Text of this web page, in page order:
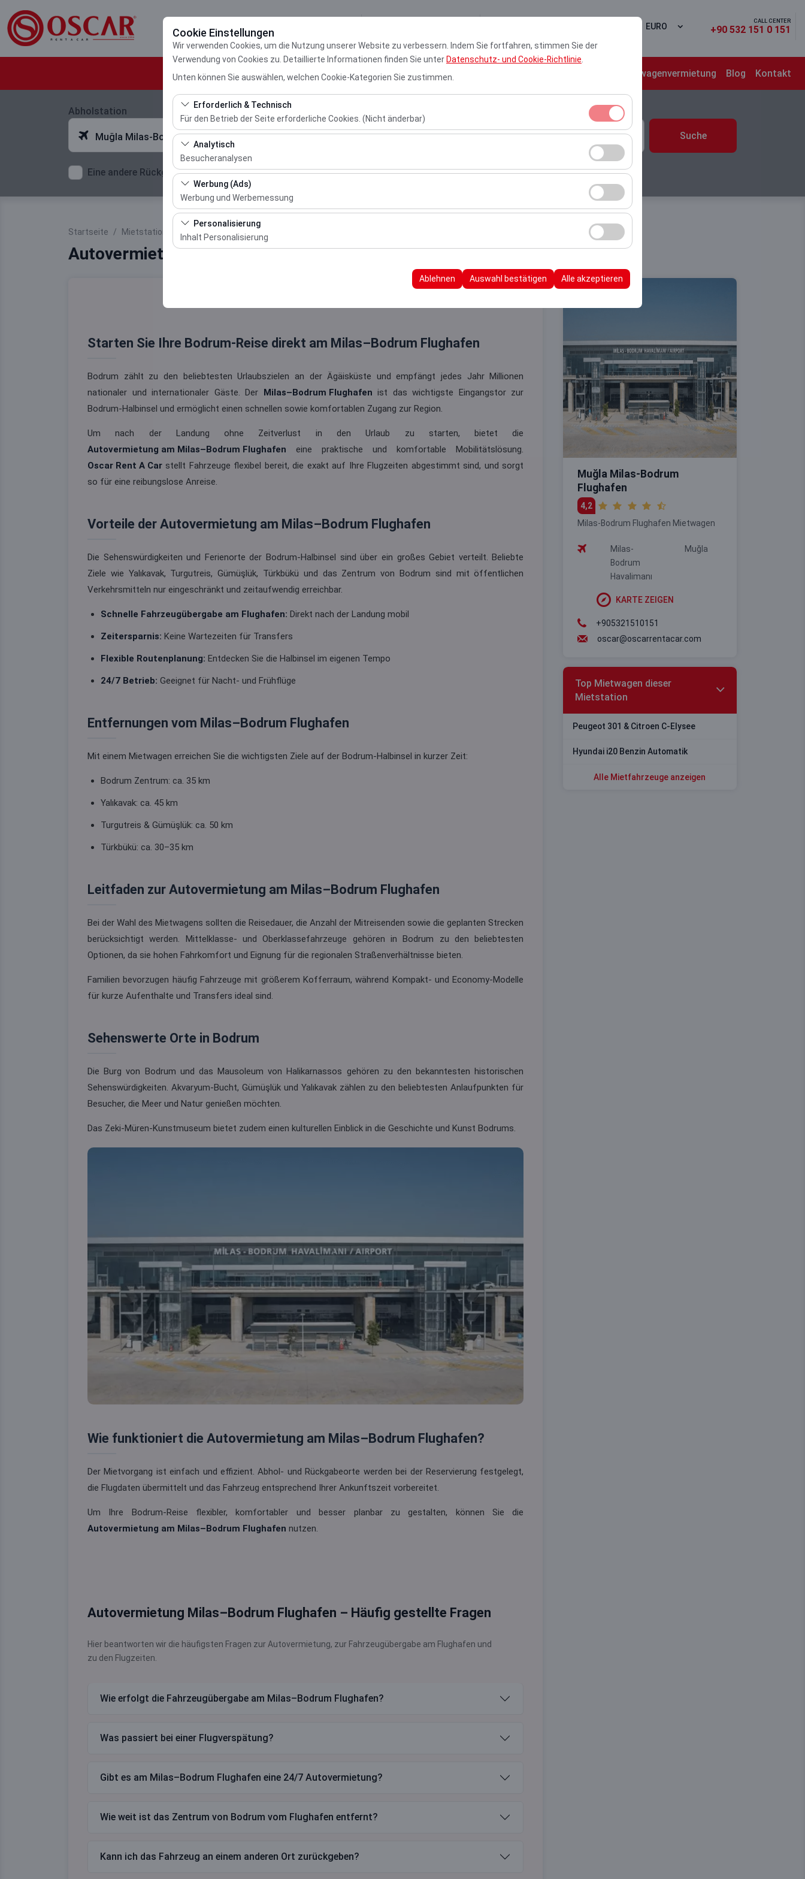
Cookie Einstellungen
Wir verwenden Cookies, um die Nutzung unserer Website zu verbessern. Indem Sie fortfahren, stimmen Sie der
Verwendung von Cookies zu. Detaillierte Informationen finden Sie unter Datenschutz- und Cookie-Richtlinie
Unten können Sie auswählen, welchen Cookie-Kategorien Sie zustimmen.
Erforderlich & Technisch
Für den Betrieb der Seite erforderliche Cookies. (Nicht änderbar)
Diese Cookies sind für das ordnungsgemäße Funktionieren der Website, die Sicherheit, die Sitzungsverwaltung
und grundlegende Funktionen erforderlich. Sie können nicht deaktiviert werden.
Analytisch
Besucheranalysen
Diese Cookies ermöglichen es uns, zu analysieren, wie unsere Website genutzt wird (Besucherzahl,
meistbesuchte Seiten, Nutzerverhalten). Diese Daten werden verwendet, um die Leistung der Website zu messen
und die Benutzererfahrung kontinuierlich zu verbessern.
Werbung (Ads)
Werbung und Werbemessung
Diese Cookies ermöglichen es uns, Ihnen auf Ihre Interessen abgestimmte personalisierte Werbung anzuzeigen
und die Wirksamkeit unserer Werbekampagnen zu messen (Impressionen, Klickrate).
Personalisierung
Inhalt Personalisierung
sicherzustellen, indem Ihre Benutzeroberflächeneinstellungen, Sprachpräferenzen und andere Konfigurationen
Ablehnen Auswahl bestätigen Alle akzeptieren
EURO
CALL CENTER
+90 532 151 0 151
Autos Mietstationen Langzeit Firmenwagenvermietung Blog Kontakt
Abholstation
Muğla Milas-Bodrum Flughafen
Eine andere Rückgabestation auswählen
10:00 10:00 Suche
Startseite Mietstationen Muğla Milas-Bodrum Flughafen
Autovermietung Milas-Bodrum Flughafen
Starten Sie Ihre Bodrum-Reise direkt am Milas–Bodrum Flughafen
Bodrum zählt zu den beliebtesten Urlaubszielen an der Ägäisküste und empfängt jedes Jahr Millionen
nationaler und internationaler Gäste. Der
Milas–Bodrum Flughafen ist das wichtigste Eingangstor zur
Bodrum-Halbinsel und ermöglicht einen schnellen sowie komfortablen Zugang zur Region.
Um nach der Landung ohne Zeitverlust in den Urlaub zu starten, bietet die
Autovermietung am Milas–Bodrum Flughafen eine praktische und komfortable Mobilitätslösung.
Oscar Rent A Car stellt Fahrzeuge flexibel bereit, die exakt auf Ihre Flugzeiten abgestimmt sind, und sorgt
so für eine reibungslose Anreise.
Vorteile der Autovermietung am Milas–Bodrum Flughafen
Die Sehenswürdigkeiten und Ferienorte der Bodrum-Halbinsel sind über ein großes Gebiet verteilt. Beliebte
Ziele wie Yalıkavak, Turgutreis, Gümüşlük, Türkbükü und das Zentrum von Bodrum sind mit öffentlichen
Verkehrsmitteln nur eingeschränkt und zeitaufwendig erreichbar.
Schnelle Fahrzeugübergabe am Flughafen: Direkt nach der Landung mobil
Zeitersparnis: Keine Wartezeiten für Transfers
Flexible Routenplanung: Entdecken Sie die Halbinsel im eigenen Tempo
24/7 Betrieb: Geeignet für Nacht- und Frühflüge
Entfernungen vom Milas–Bodrum Flughafen
Mit einem Mietwagen erreichen Sie die wichtigsten Ziele auf der Bodrum-Halbinsel in kurzer Zeit:
Bodrum Zentrum: ca. 35 km
Yalıkavak: ca. 45 km
Turgutreis & Gümüşlük: ca. 50 km
Türkbükü: ca. 30–35 km
Leitfaden zur Autovermietung am Milas–Bodrum Flughafen
Bei der Wahl des Mietwagens sollten die Reisedauer, die Anzahl der Mitreisenden sowie die geplanten Strecken
berücksichtigt werden. Mittelklasse- und Oberklassefahrzeuge gehören in Bodrum zu den beliebtesten
Optionen, da sie hohen Fahrkomfort und Eignung für die regionalen Straßenverhältnisse bieten.
Familien bevorzugen häufig Fahrzeuge mit größerem Kofferraum, während Kompakt- und Economy-Modelle
für kurze Aufenthalte und Transfers ideal sind.
Sehenswerte Orte in Bodrum
Die Burg von Bodrum und das Mausoleum von Halikarnassos gehören zu den bekanntesten historischen
Sehenswürdigkeiten. Akvaryum-Bucht, Gümüşlük und Yalıkavak zählen zu den beliebtesten Anlaufpunkten für
Besucher, die Meer und Natur genießen möchten.
Das Zeki-Müren-Kunstmuseum bietet zudem einen kulturellen Einblick in die Geschichte und Kunst Bodrums.
Wie funktioniert die Autovermietung am Milas–Bodrum Flughafen?
Der Mietvorgang ist einfach und effizient. Abhol- und Rückgabeorte werden bei der Reservierung festgelegt,
die Flugdaten übermittelt und das Fahrzeug entsprechend Ihrer Ankunftszeit vorbereitet.
Um Ihre Bodrum-Reise flexibler, komfortabler und besser planbar zu gestalten, können Sie die
Autovermietung am Milas–Bodrum Flughafen nutzen.
Autovermietung Milas–Bodrum Flughafen – Häufig gestellte Fragen
Hier beantworten wir die häufigsten Fragen zur Autovermietung, zur Fahrzeugübergabe am Flughafen und
zu den Flugzeiten.
Wie erfolgt die Fahrzeugübergabe am Milas–Bodrum Flughafen?
Was passiert bei einer Flugverspätung?
Gibt es am Milas–Bodrum Flughafen eine 24/7 Autovermietung?
Wie weit ist das Zentrum von Bodrum vom Flughafen entfernt?
Kann ich das Fahrzeug an einem anderen Ort zurückgeben?
Muğla Milas-Bodrum
Flughafen
4,2
Milas-Bodrum Flughafen Mietwagen
Milas-
Bodrum
Havalimanı
Muğla
KARTE ZEIGEN
+905321510151
oscar@oscarrentacar.com
Top Mietwagen dieser
Mietstation
Peugeot 301 & Citroen C-Elysee
Hyundai i20 Benzin Automatik
Alle Mietfahrzeuge anzeigen